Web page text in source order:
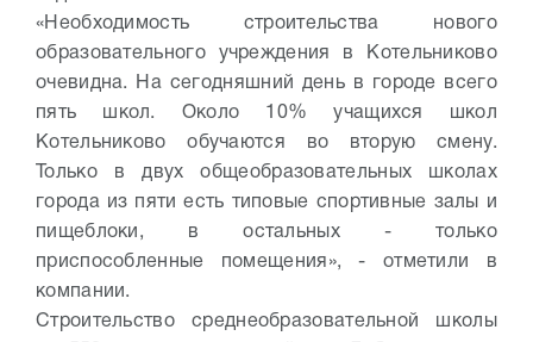
«Необходимость строительства нового
образовательного учреждения в Котельниково
очевидна. На сегодняшний день в городе всего
пять школ. Около 10% учащихся школ
Котельниково обучаются во вторую смену.
Только в двух общеобразовательных школах
города из пяти есть типовые спортивные залы и
пищеблоки, в остальных - только
приспособленные помещения», - отметили в
компании.
Строительство среднеобразовательной школы